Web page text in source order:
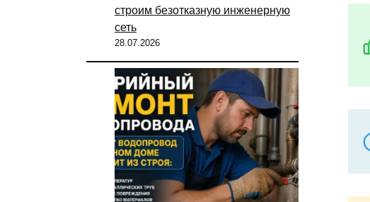
строим безотказную инженерную
сеть
28.07.2026